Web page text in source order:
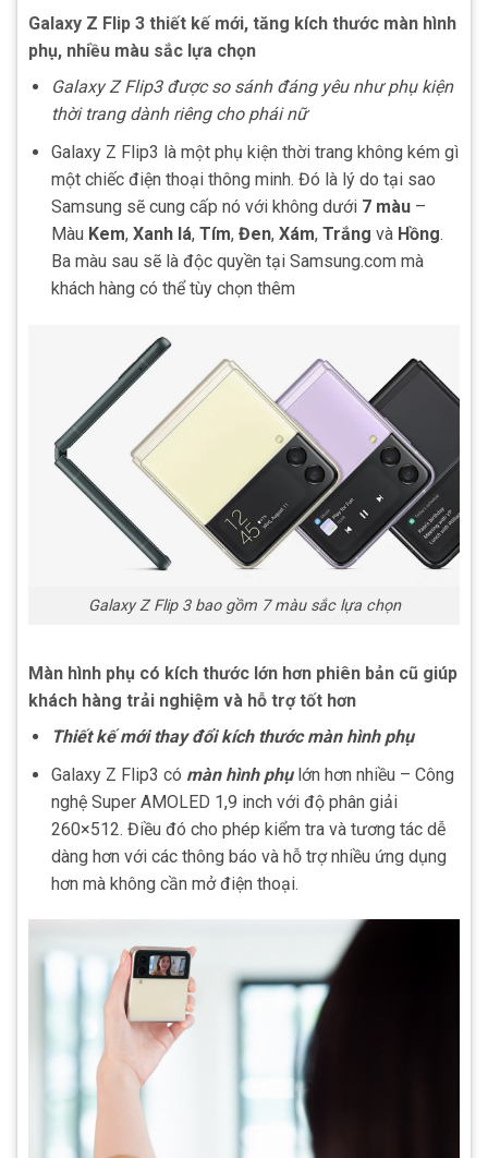
Galaxy Z Flip 3 thiết kế mới, tăng kích thước màn hình
phụ, nhiều màu sắc lựa chọn
Galaxy Z Flip3 được so sánh đáng yêu như phụ kiện
thời trang dành riêng cho phái nữ
Galaxy Z Flip3 là một phụ kiện thời trang không kém gì
một chiếc điện thoại thông minh. Đó là lý do tại sao
Samsung sẽ cung cấp nó với không dưới 7 màu–
Màu Kem, Xanh lá, Tím, Đen, Xám, Trắng và Hồng.
Ba màu sau sẽ là độc quyền tại Samsung.com mà
khách hàng có thể tùy chọn thêm
Galaxy Z Flip 3 bao gồm 7 màu sắc lựa chọn
Màn hình phụ có kích thước lớn hơn phiên bản cũ giúp
khách hàng trải nghiệm và hỗ trợ tốt hơn
Thiết kế mới thay đổi kích thước màn hình phụ
Galaxy Z Flip3 có màn hình phụlớn hơn nhiều – Công
nghệ Super AMOLED 1,9 inch với độ phân giải
260×512. Điều đó cho phép kiểm tra và tương tác dễ
dàng hơn với các thông báo và hỗ trợ nhiều ứng dụng
hơn mà không cần mở điện thoại.